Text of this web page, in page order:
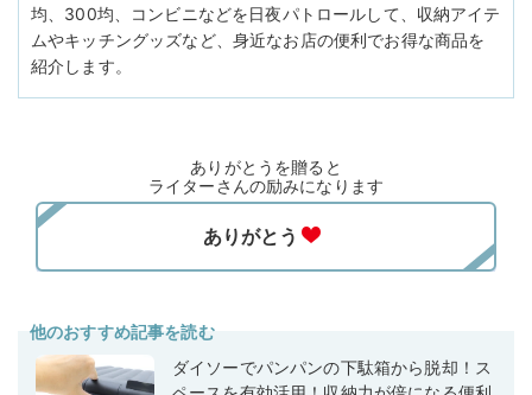
均、300均、コンビニなどを日夜パトロールして、収納アイテ
ムやキッチングッズなど、身近なお店の便利でお得な商品を
紹介します。
ありがとうを贈ると
ライターさんの励みになります
他のおすすめ記事を読む
ダイソーでパンパンの下駄箱から脱却！ス